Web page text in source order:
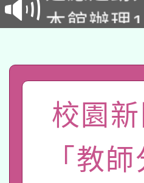
招)
本館辦理
礎課程
A3數位素
「數位
有關大
薪期間
轉知經
校園
「教